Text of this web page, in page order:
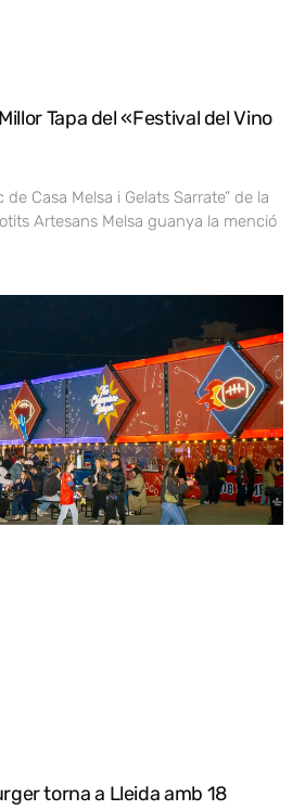
Tapa del «Festival del Vino
de Casa Melsa i Gelats Sarrate” de la
Artesans Melsa guanya la menció
torna a Lleida amb 18